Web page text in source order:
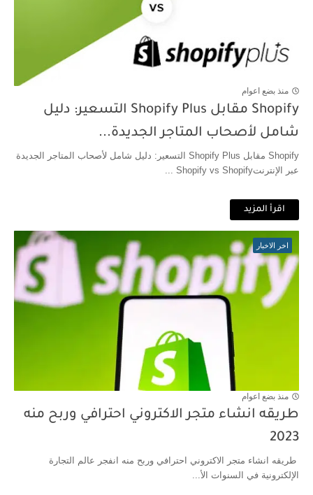
منذ بضع اعوام
Shopify مقابل Shopify Plus التسعير: دليل
شامل لأصحاب المتاجر الجديدة...
Shopify مقابل Shopify Plus التسعير: دليل شامل لأصحاب المتاجر الجديدة
عبر الإنترنتShopify vs Shopify ...
اقرأ المزيد
اخر الاخبار
منذ بضع اعوام
طريقه انشاء متجر الاكتروني احترافي وربح منه
2023
طريقه انشاء متجر الاكتروني احترافي وربح منه انفجر عالم التجارة
الإلكترونية في السنوات الأ...